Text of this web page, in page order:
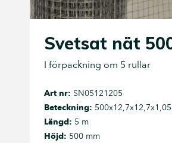
Svetsat nät
I förpackning om 5 rullar
Art nr: SN05121205
Beteckning:
Längd: 5 m
Höjd: 500 mm